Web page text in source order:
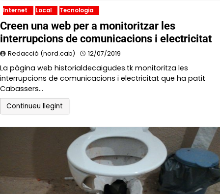
Internet Local Tecnologia
Creen una web per a monitoritzar les
interrupcions de comunicacions i electricitat
Redacció (nord.cab) 12/07/2019
La pàgina web historialdecaigudes.tk monitoritza les
interrupcions de comunicacions i electricitat que ha patit
Cabassers…
Continueu llegint